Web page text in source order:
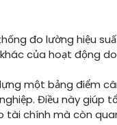
đo lường hiệu
của hoạt động
một bảng điểm
Điều này giúp
tài chính mà còn